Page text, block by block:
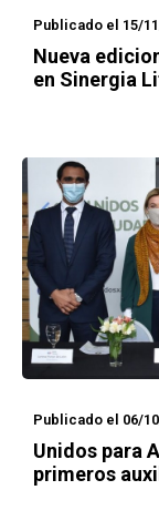
Publicado el 15/
Nueva
en Sinergia
Publicado el 06/
Unidos para
primeros